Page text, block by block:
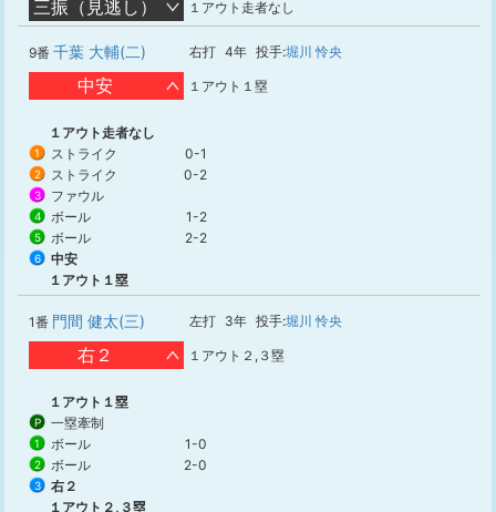
三振（見逃し） １アウト走者なし
9番 千葉 大輔(二) 右打 4年 投手:堀川 怜央
中安 １アウト１塁
１アウト走者なし
1 ストライク 0-1
2 ストライク 0-2
3 ファウル
4 ボール 1-2
5 ボール 2-2
6
中安
１アウト１塁
1番 門間 健太(三) 左打 3年 投手:堀川 怜央
右２ １アウト２,３塁
１アウト１塁
P 一塁牽制
1 ボール 1-0
2 ボール 2-0
3
右２
１アウト２,３塁